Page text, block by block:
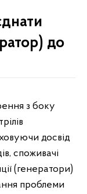
до
досвід
споживачі
(генератори)
проблеми